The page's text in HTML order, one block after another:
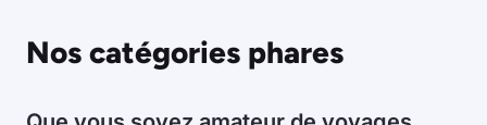
Nos catégories phares